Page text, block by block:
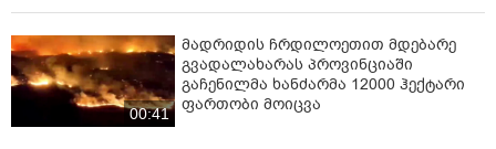
00:41
მადრიდის ჩრდილოეთით მდებარე
გვადალახარას პროვინციაში
გაჩენილმა ხანძარმა 12000 ჰექტარი
ფართობი მოიცვა